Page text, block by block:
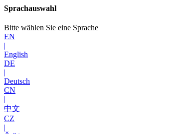
Sprachauswahl
Bitte wählen Sie eine Sprache
EN
|
English
DE
|
Deutsch
CN
|
中文
CZ
|